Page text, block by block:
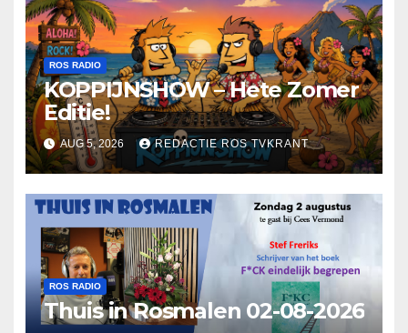
ROS RADIO
KOPPIJNSHOW – Hete Zomer
Editie!
AUG 5, 2026 REDACTIE ROS TVKRANT
ROS RADIO
Thuis in Rosmalen 02-08-2026